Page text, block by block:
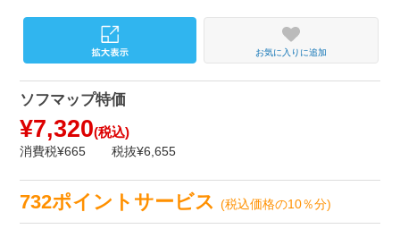
お気に入りに追加
ソフマップ特価
¥7,320(税込)
消費税¥665 税抜¥6,655
732ポイントサービス(税込価格の10％分)